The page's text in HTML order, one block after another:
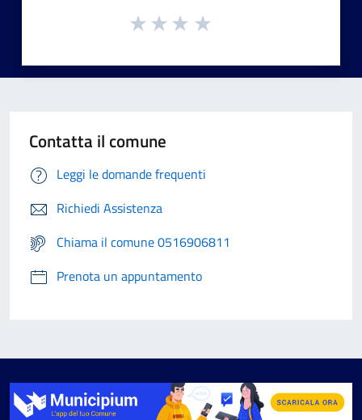
Contatta il comune
Leggi le domande frequenti
Richiedi Assistenza
Chiama il comune 0516906811
Prenota un appuntamento